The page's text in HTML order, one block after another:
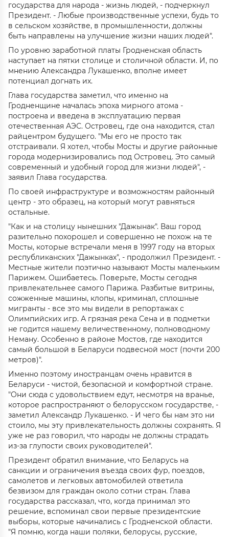
государства для народа - жизнь людей, - подчеркнул
Президент. - Любые производственные успехи, будь то
в сельском хозяйстве, в промышленности, должны
быть направлены на улучшение жизни наших людей".
По уровню заработной платы Гродненская область
наступает на пятки столице и столичной области. И, по
мнению Александра Лукашенко, вполне имеет
потенциал догнать их.
Глава государства заметил, что именно на
Гродненщине началась эпоха мирного атома -
построена и введена в эксплуатацию первая
отечественная АЭС. Островец, где она находится, стал
райцентром будущего. "Мы его не просто так
отстраивали. Я хотел, чтобы Мосты и другие районные
города модернизировались под Островец. Это самый
современный и удобный город для жизни людей", -
заявил Глава государства.
По своей инфраструктуре и возможностям районный
центр - это образец, на который могут равняться
остальные.
"Как и на столицу нынешних "Дажынак". Ваш город
разительно похорошел и совершенно не похож на те
Мосты, которые встречали меня в 1997 году на вторых
республиканских "Дажынках", - продолжил Президент. -
Местные жители поэтично называют Мосты маленьким
Парижем. Ошибаетесь. Поверьте, Мосты сегодня
привлекательнее самого Парижа. Разбитые витрины,
сожженные машины, клопы, криминал, сплошные
мигранты - все это мы видели в репортажах с
Олимпийских игр. А грязная река Сена и в подметки
не годится нашему величественному, полноводному
Неману. Особенно в районе Мостов, где находится
самый большой в Беларуси подвесной мост (почти 200
метров)".
Именно поэтому иностранцам очень нравится в
Беларуси - чистой, безопасной и комфортной стране.
"Они сюда с удовольствием едут, несмотря на вранье,
которое распространяют о белорусском государстве, -
заметил Александр Лукашенко. - И чего бы нам это ни
стоило, мы эту привлекательность должны сохранять. Я
уже не раз говорил, что народы не должны страдать
из-за глупости своих руководителей".
Президент обратил внимание, что Беларусь на
санкции и ограничения въезда своих фур, поездов,
самолетов и легковых автомобилей ответила
безвизом для граждан около сотни стран. Глава
государства рассказал, что, когда принимал это
решение, вспоминал свои первые президентские
выборы, которые начинались с Гродненской области.
"Я помню, когда наши поляки, белорусы, русские,